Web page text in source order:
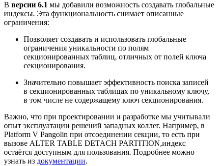
В версии 6.1 мы добавили возможность создавать глобальные
индексы. Эта функциональность снимает описанные
ограничения:
Позволяет создавать и использовать глобальные
ограничения уникальности по полям
секционированных таблиц, отличных от полей ключа
секционирования.
Значительно повышает эффективность поиска записей
в секционированных таблицах по уникальному ключу,
в том числе не содержащему ключ секционирования.
Важно, что при проектировании и разработке мы учитывали
опыт эксплуатации решений западных коллег. Например, в
Platform V Pangolin при отсоединении секции, то есть при
вызове ALTER TABLE DETACH PARTITION,индекс
остаётся доступным для пользования. Подробнее можно
узнать из документации.